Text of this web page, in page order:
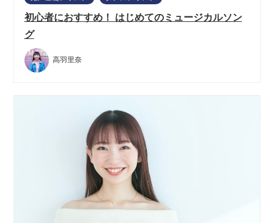
初心者におすすめ！ はじめてのミュージカルソン
グ
高羽里奈